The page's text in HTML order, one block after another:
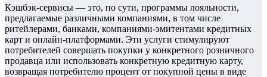
Кэшбэк-сервисы — это, по сути, программы лояльности,
предлагаемые различными компаниями, в том числе
ритейлерами, банками, компаниями-эмитентами кредитных
карт и онлайн-платформами. Эти услуги стимулируют
потребителей совершать покупки у конкретного розничного
продавца или использовать конкретную кредитную карту,
возвращая потребителю процент от покупной цены в виде